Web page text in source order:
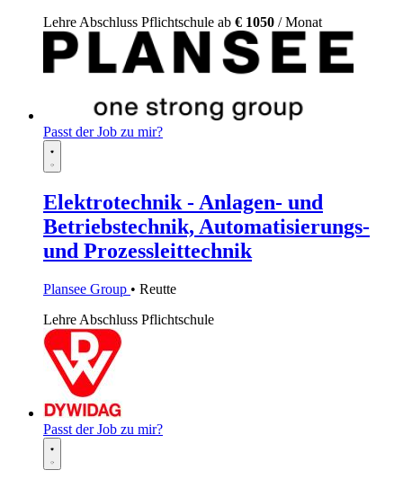
Lehre Abschluss Pflichtschule ab € 1050 / Monat
Passt der Job zu mir?
Elektrotechnik - Anlagen- und
Betriebstechnik, Automatisierungs-
und Prozessleittechnik
Plansee Group • Reutte
Lehre Abschluss Pflichtschule
Passt der Job zu mir?